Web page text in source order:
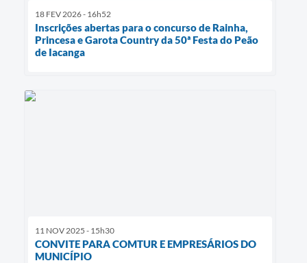
18 FEV 2026 - 16h52
Inscrições abertas para o concurso de Rainha,
Princesa e Garota Country da 50ª Festa do Peão
de Iacanga
11 NOV 2025 - 15h30
CONVITE PARA COMTUR E EMPRESÁRIOS DO
MUNICÍPIO